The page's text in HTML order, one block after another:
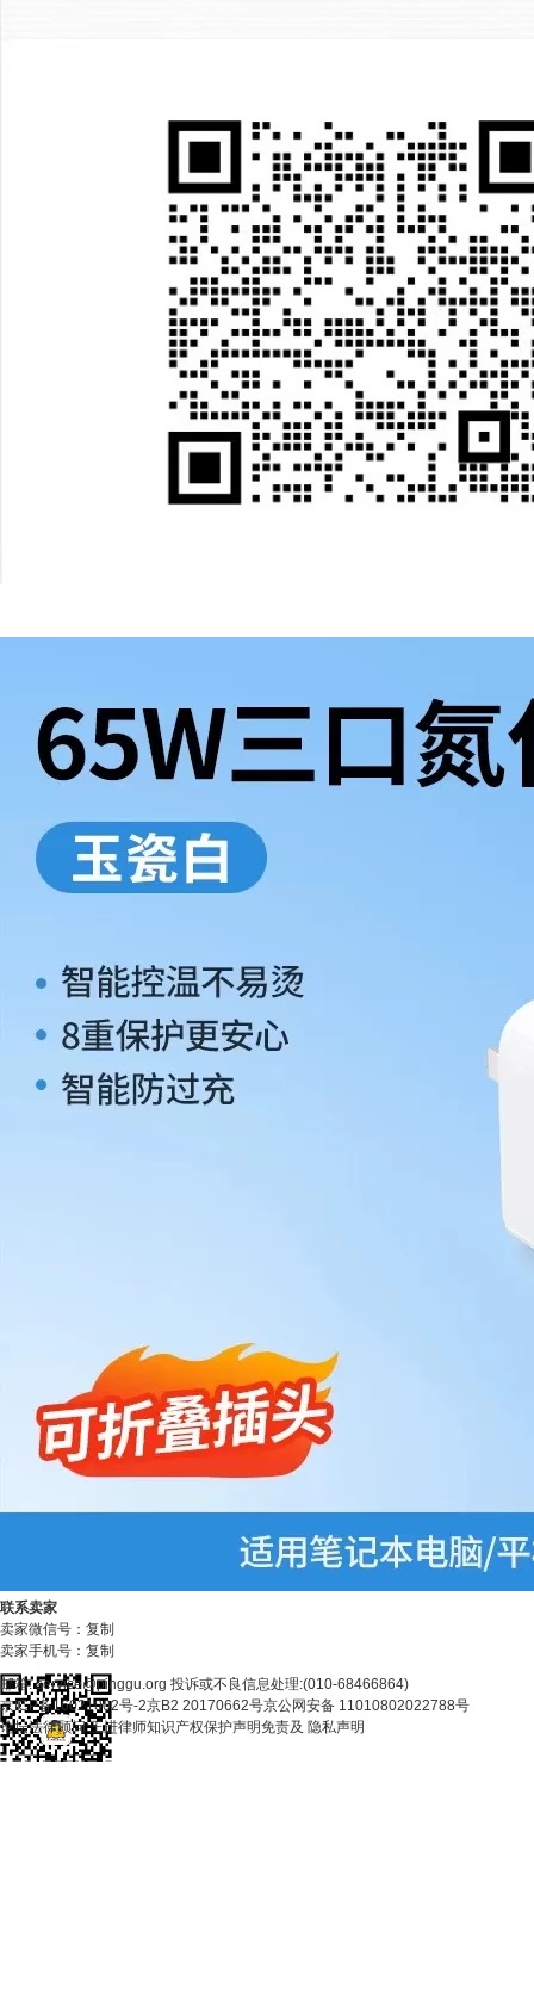
联系卖家
卖家微信号： 复制
卖家手机号： 复制
邮箱: service@pinggu.org 投诉或不良信息处理:(010-68466864)
京ICP备16021002号-2京B2 20170662号京公网安备 11010802022788号
论坛法律顾问:王进律师知识产权保护声明免责及 隐私声明